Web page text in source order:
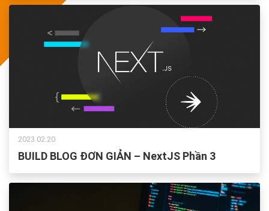
2023.02.20
BUILD BLOG ĐƠN GIẢN – NextJS Phần 3